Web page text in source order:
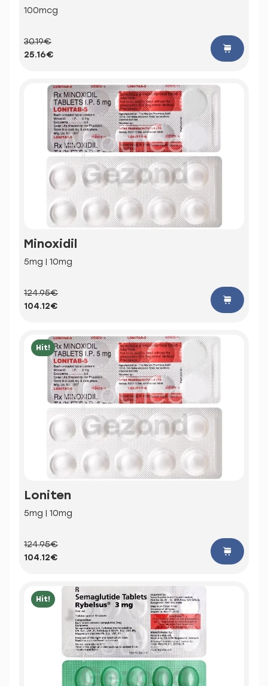
100mcg
30.19€
25.16€
Minoxidil
5mg | 10mg
124.95€
104.12€
Hit!
Loniten
5mg | 10mg
124.95€
104.12€
Hit!